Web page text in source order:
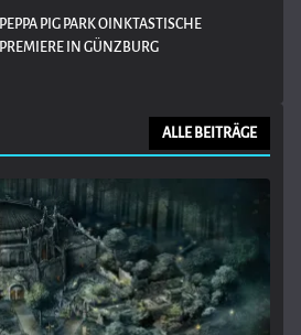
PEPPA PIG PARK OINKTASTISCHE
PREMIERE IN GÜNZBURG
ALLE BEITRÄGE